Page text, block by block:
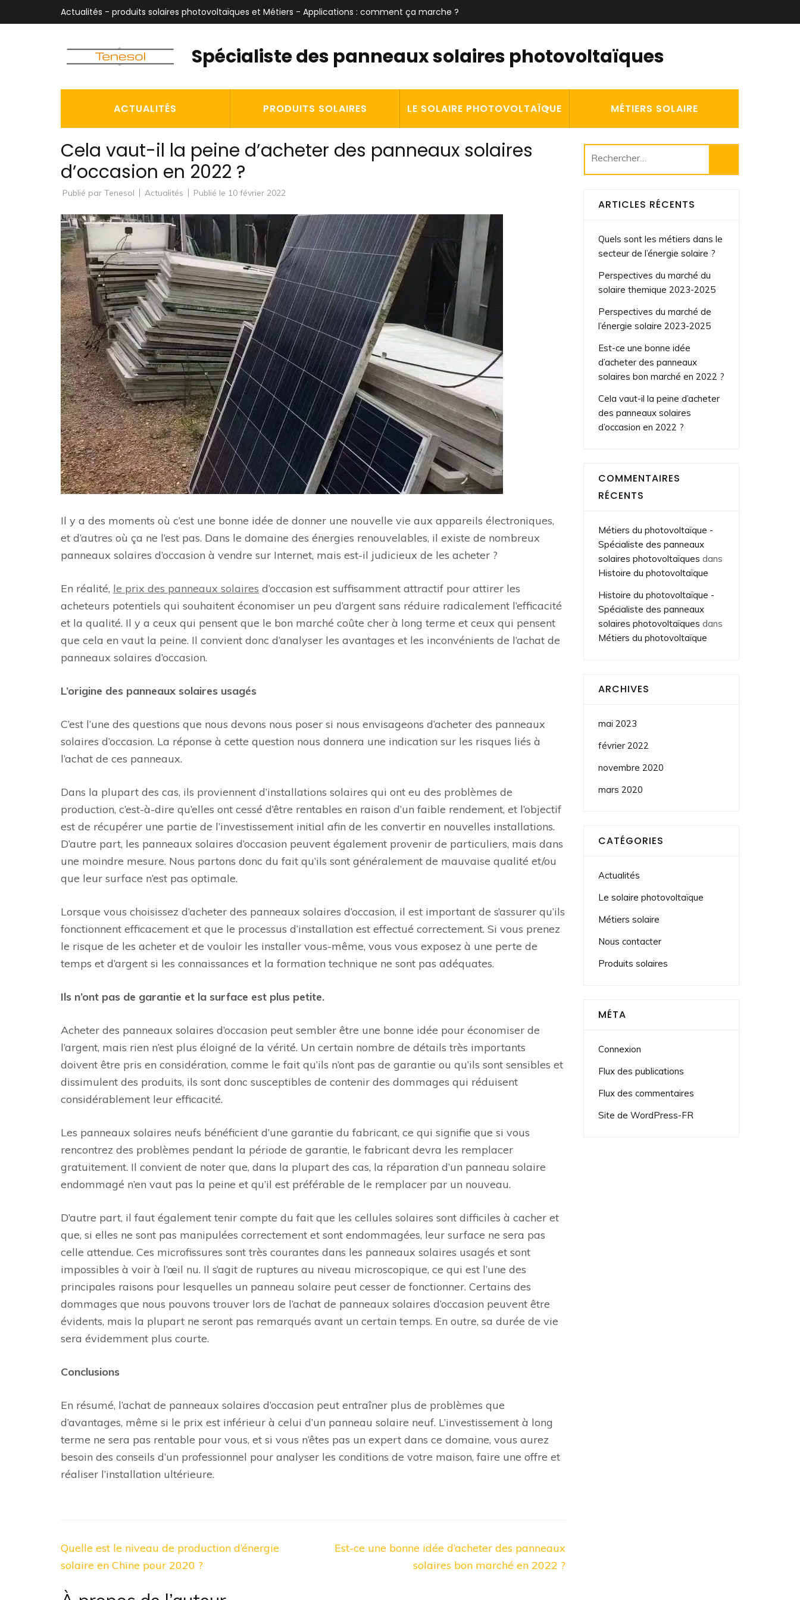
au
Actualités - produits solaires photovoltaïques et Métiers - Applications : comment ça marche ?
Spécialiste des panneaux solaires photovoltaïques
ACTUALITÉS PRODUITS SOLAIRES LE SOLAIRE PHOTOVOLTAÏQUE MÉTIERS SOLAIRE
Cela vaut-il la peine d’acheter des panneaux solaires
d’occasion en 2022 ?
Publié par Tenesol Actualités Publié le 10 février 2022
Il y a des moments où c’est une bonne idée de donner une nouvelle vie aux appareils électroniques,
et d’autres où ça ne l’est pas. Dans le domaine des énergies renouvelables, il existe de nombreux
panneaux solaires d’occasion à vendre sur Internet, mais est-il judicieux de les acheter ?
En réalité, le prix des panneaux solaires d’occasion est suffisamment attractif pour attirer les
acheteurs potentiels qui souhaitent économiser un peu d’argent sans réduire radicalement l’efficacité
et la qualité. Il y a ceux qui pensent que le bon marché coûte cher à long terme et ceux qui pensent
que cela en vaut la peine. Il convient donc d’analyser les avantages et les inconvénients de l’achat de
panneaux solaires d’occasion.
L’origine des panneaux solaires usagés
C’est l’une des questions que nous devons nous poser si nous envisageons d’acheter des panneaux
solaires d’occasion. La réponse à cette question nous donnera une indication sur les risques liés à
l’achat de ces panneaux.
Dans la plupart des cas, ils proviennent d’installations solaires qui ont eu des problèmes de
production, c’est-à-dire qu’elles ont cessé d’être rentables en raison d’un faible rendement, et l’objectif
est de récupérer une partie de l’investissement initial afin de les convertir en nouvelles installations.
D’autre part, les panneaux solaires d’occasion peuvent également provenir de particuliers, mais dans
une moindre mesure. Nous partons donc du fait qu’ils sont généralement de mauvaise qualité et/ou
que leur surface n’est pas optimale.
Lorsque vous choisissez d’acheter des panneaux solaires d’occasion, il est important de s’assurer qu’ils
fonctionnent efficacement et que le processus d’installation est effectué correctement. Si vous prenez
le risque de les acheter et de vouloir les installer vous-même, vous vous exposez à une perte de
temps et d’argent si les connaissances et la formation technique ne sont pas adéquates.
Ils n’ont pas de garantie et la surface est plus petite.
Acheter des panneaux solaires d’occasion peut sembler être une bonne idée pour économiser de
l’argent, mais rien n’est plus éloigné de la vérité. Un certain nombre de détails très importants
doivent être pris en considération, comme le fait qu’ils n’ont pas de garantie ou qu’ils sont sensibles et
dissimulent des produits, ils sont donc susceptibles de contenir des dommages qui réduisent
considérablement leur efficacité.
Les panneaux solaires neufs bénéficient d’une garantie du fabricant, ce qui signifie que si vous
rencontrez des problèmes pendant la période de garantie, le fabricant devra les remplacer
gratuitement. Il convient de noter que, dans la plupart des cas, la réparation d’un panneau solaire
endommagé n’en vaut pas la peine et qu’il est préférable de le remplacer par un nouveau.
D’autre part, il faut également tenir compte du fait que les cellules solaires sont difficiles à cacher et
que, si elles ne sont pas manipulées correctement et sont endommagées, leur surface ne sera pas
celle attendue. Ces microfissures sont très courantes dans les panneaux solaires usagés et sont
impossibles à voir à l’œil nu. Il s’agit de ruptures au niveau microscopique, ce qui est l’une des
principales raisons pour lesquelles un panneau solaire peut cesser de fonctionner. Certains des
dommages que nous pouvons trouver lors de l’achat de panneaux solaires d’occasion peuvent être
évidents, mais la plupart ne seront pas remarqués avant un certain temps. En outre, sa durée de vie
sera évidemment plus courte.
Conclusions
En résumé, l’achat de panneaux solaires d’occasion peut entraîner plus de problèmes que
d’avantages, même si le prix est inférieur à celui d’un panneau solaire neuf. L’investissement à long
terme ne sera pas rentable pour vous, et si vous n’êtes pas un expert dans ce domaine, vous aurez
besoin des conseils d’un professionnel pour analyser les conditions de votre maison, faire une offre et
réaliser l’installation ultérieure.
Navigation
de
Quelle est le niveau de production d’énergie
solaire en Chine pour 2020 ?
Est-ce une bonne idée d’acheter des panneaux
solaires bon marché en 2022 ?
Rechercher :
ARTICLES RÉCENTS
Quels sont les métiers dans le
secteur de l’énergie solaire ?
Perspectives du marché du
solaire themique 2023-2025
Perspectives du marché de
l’énergie solaire 2023-2025
Est-ce une bonne idée
d’acheter des panneaux
solaires bon marché en 2022 ?
Cela vaut-il la peine d’acheter
des panneaux solaires
d’occasion en 2022 ?
COMMENTAIRES
RÉCENTS
Métiers du photovoltaïque -
Spécialiste des panneaux
solaires photovoltaïques dans
Histoire du photovoltaïque
Histoire du photovoltaïque -
Spécialiste des panneaux
solaires photovoltaïques dans
Métiers du photovoltaïque
ARCHIVES
mai 2023
février 2022
novembre 2020
mars 2020
CATÉGORIES
Actualités
Le solaire photovoltaïque
Métiers solaire
Nous contacter
Produits solaires
MÉTA
Connexion
Flux des publications
Flux des commentaires
Site de WordPress-FR